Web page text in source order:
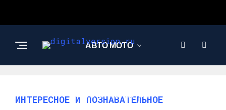
АВТО МОТО
ПОЗНАВАТЕЛЬНОЕ
ИНТЕРЕСНОЕ И ПОЗНАВАТЕЛЬНОЕ